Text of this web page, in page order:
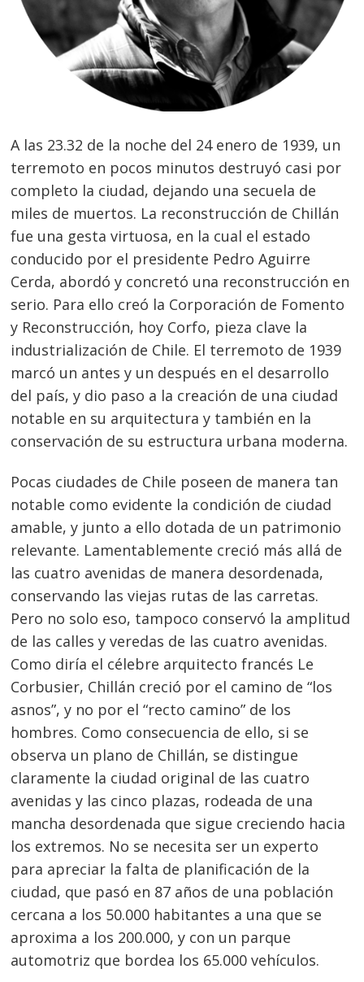
A las 23.32 de la noche del 24 enero de 1939, un
terremoto en pocos minutos destruyó casi por
completo la ciudad, dejando una secuela de
miles de muertos. La reconstrucción de Chillán
fue una gesta virtuosa, en la cual el estado
conducido por el presidente Pedro Aguirre
Cerda, abordó y concretó una reconstrucción en
serio. Para ello creó la Corporación de Fomento
y Reconstrucción, hoy Corfo, pieza clave la
industrialización de Chile. El terremoto de 1939
marcó un antes y un después en el desarrollo
del país, y dio paso a la creación de una ciudad
notable en su arquitectura y también en la
conservación de su estructura urbana moderna.
Pocas ciudades de Chile poseen de manera tan
notable como evidente la condición de ciudad
amable, y junto a ello dotada de un patrimonio
relevante. Lamentablemente creció más allá de
las cuatro avenidas de manera desordenada,
conservando las viejas rutas de las carretas.
Pero no solo eso, tampoco conservó la amplitud
de las calles y veredas de las cuatro avenidas.
Como diría el célebre arquitecto francés Le
Corbusier, Chillán creció por el camino de “los
asnos”, y no por el “recto camino” de los
hombres. Como consecuencia de ello, si se
observa un plano de Chillán, se distingue
claramente la ciudad original de las cuatro
avenidas y las cinco plazas, rodeada de una
mancha desordenada que sigue creciendo hacia
los extremos. No se necesita ser un experto
para apreciar la falta de planificación de la
ciudad, que pasó en 87 años de una población
cercana a los 50.000 habitantes a una que se
aproxima a los 200.000, y con un parque
automotriz que bordea los 65.000 vehículos.